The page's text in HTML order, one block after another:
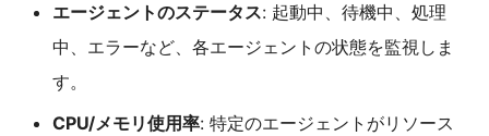
エージェントのステータス: 起動中、待機中、処理
中、エラーなど、各エージェントの状態を監視しま
す。
CPU/メモリ使用率: 特定のエージェントがリソース